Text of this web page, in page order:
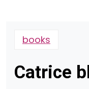
books
Catrice